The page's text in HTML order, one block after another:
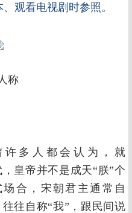
观看电视剧时参照。
称
多人都会认为，就
皇帝并不是成天“朕”个
合，宋朝君主通常自
往自称“我”，跟民间说